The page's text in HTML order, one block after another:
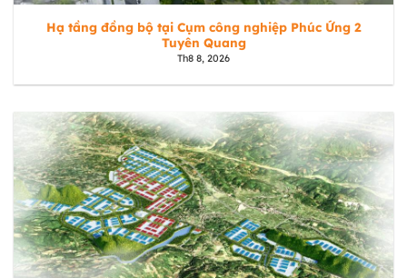
Hạ tầng đồng bộ tại Cụm công nghiệp Phúc Ứng 2
Tuyên Quang
Th8 8, 2026